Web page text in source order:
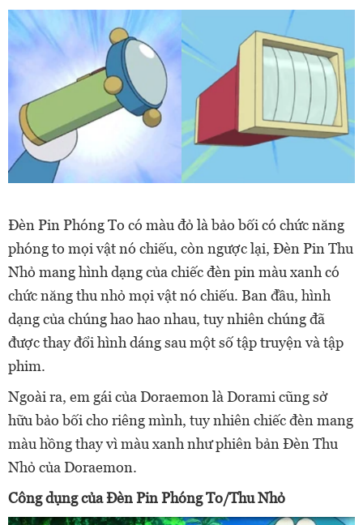
Đèn Pin Phóng To có màu đỏ là bảo bối có chức năng
phóng to mọi vật nó chiếu, còn ngược lại, Đèn Pin Thu
Nhỏ mang hình dạng của chiếc đèn pin màu xanh có
chức năng thu nhỏ mọi vật nó chiếu. Ban đầu, hình
dạng của chúng hao hao nhau, tuy nhiên chúng đã
được thay đổi hình dáng sau một số tập truyện và tập
phim.
Ngoài ra, em gái của Doraemon là Dorami cũng sở
hữu bảo bối cho riêng mình, tuy nhiên chiếc đèn mang
màu hồng thay vì màu xanh như phiên bản Đèn Thu
Nhỏ của Doraemon.
Công dụng của Đèn Pin Phóng To/Thu Nhỏ